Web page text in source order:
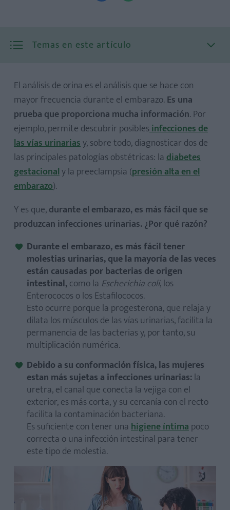
Temas en este artículo
Análisis químico-físico
El análisis del sedimento urinario
El análisis de orina es el análisis que se hace con
mayor frecuencia durante el embarazo. Es una
prueba que proporciona mucha información. Por
ejemplo, permite descubrir posiblesinfecciones de
las vías urinariasy, sobre todo, diagnosticar dos de
las principales patologías obstétricas: la diabetes
gestacionaly la preeclampsia (presión alta en el
embarazo).
Y es que,durante el embarazo, es más fácil que se
produzcan infecciones urinarias. ¿Por qué razón?
Durante el embarazo, es más fácil tener
molestias urinarias, que la mayoría de las veces
están causadas por bacterias de origen
intestinal,como la Escherichia coli, los
Enterococos o los Estafilococos.
Esto ocurre porque la progesterona, que relaja y
dilata los músculos de las vías urinarias, facilita la
permanencia de las bacterias y, por tanto, su
multiplicación numérica.
Debido a su conformación física, las mujeres
estan más sujetas a infecciones urinarias:la
uretra, el canal que conecta la vejiga con el
exterior, es más corta, y su cercanía con el recto
facilita la contaminación bacteriana.
Es suficiente con tener una higiene íntimapoco
correcta o una infección intestinal para tener
este tipo de molestia.